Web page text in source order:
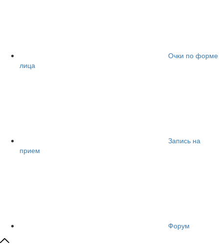
Очки по форме
лица
Запись на
прием
Форум